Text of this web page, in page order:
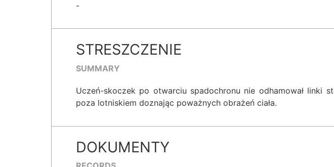
-
STRESZCZENIE
SUMMARY
Uczeń-skoczek po otwarciu spadochronu nie odhamował linki
poza lotniskiem doznając poważnych obrażeń ciała.
DOKUMENTY